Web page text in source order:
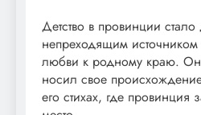
Детство в провинции
непреходящим
любви к родному краю. Он
носил свое
его стихах, где провинция